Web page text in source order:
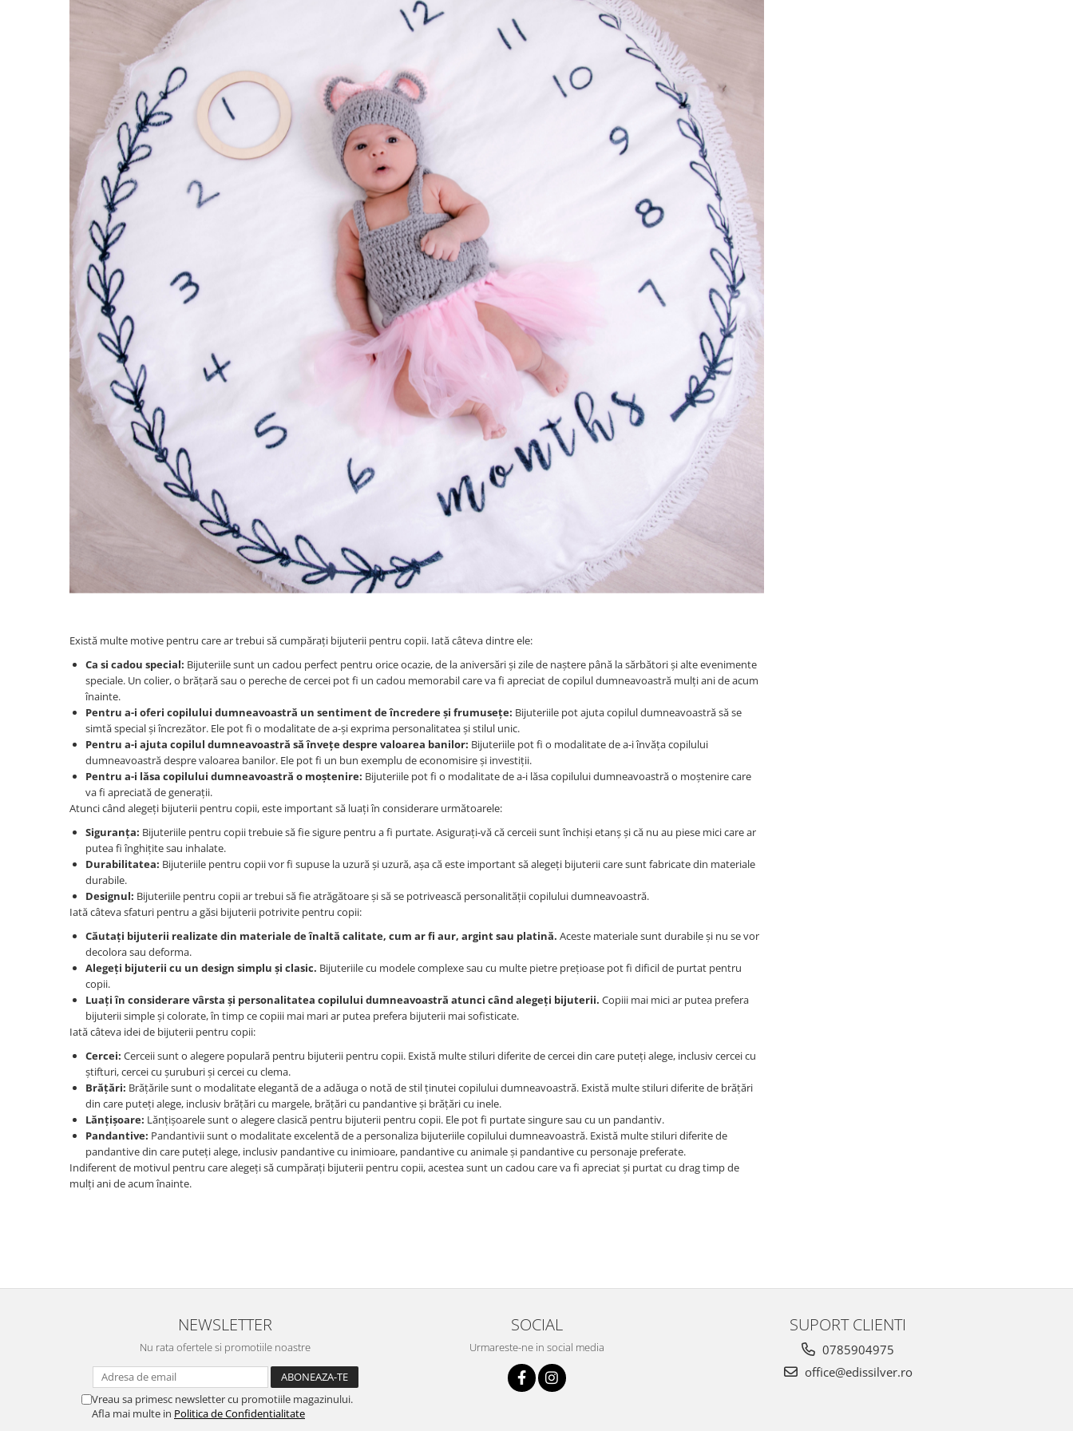
Există multe motive pentru care ar trebui să cumpărați bijuterii pentru copii. Iată câteva dintre ele:
Ca si cadou special: Bijuteriile sunt un cadou perfect pentru orice ocazie, de la aniversări și zile de naștere până la sărbători și alte evenimente
speciale. Un colier, o brățară sau o pereche de cercei pot fi un cadou memorabil care va fi apreciat de copilul dumneavoastră mulți ani de acum
înainte.
Pentru a-i oferi copilului dumneavoastră un sentiment de încredere și frumusețe: Bijuteriile pot ajuta copilul dumneavoastră să se
simtă special și încrezător. Ele pot fi o modalitate de a-și exprima personalitatea și stilul unic.
Pentru a-i ajuta copilul dumneavoastră să învețe despre valoarea banilor: Bijuteriile pot fi o modalitate de a-i învăța copilului
dumneavoastră despre valoarea banilor. Ele pot fi un bun exemplu de economisire și investiții.
Pentru a-i lăsa copilului dumneavoastră o moștenire: Bijuteriile pot fi o modalitate de a-i lăsa copilului dumneavoastră o moștenire care
va fi apreciată de generații.
Atunci când alegeți bijuterii pentru copii, este important să luați în considerare următoarele:
Siguranța: Bijuteriile pentru copii trebuie să fie sigure pentru a fi purtate. Asigurați-vă că cerceii sunt închiși etanș și că nu au piese mici care ar
putea fi înghițite sau inhalate.
Durabilitatea: Bijuteriile pentru copii vor fi supuse la uzură și uzură, așa că este important să alegeți bijuterii care sunt fabricate din materiale
durabile.
Designul: Bijuteriile pentru copii ar trebui să fie atrăgătoare și să se potrivească personalității copilului dumneavoastră.
Iată câteva sfaturi pentru a găsi bijuterii potrivite pentru copii:
Căutați bijuterii realizate din materiale de înaltă calitate, cum ar fi aur, argint sau platină. Aceste materiale sunt durabile și nu se vor
decolora sau deforma.
Alegeți bijuterii cu un design simplu și clasic. Bijuteriile cu modele complexe sau cu multe pietre prețioase pot fi dificil de purtat pentru
copii.
Luați în considerare vârsta și personalitatea copilului dumneavoastră atunci când alegeți bijuterii. Copiii mai mici ar putea prefera
bijuterii simple și colorate, în timp ce copiii mai mari ar putea prefera bijuterii mai sofisticate.
Iată câteva idei de bijuterii pentru copii:
Cercei: Cerceii sunt o alegere populară pentru bijuterii pentru copii. Există multe stiluri diferite de cercei din care puteți alege, inclusiv cercei cu
știfturi, cercei cu șuruburi și cercei cu clema.
Brățări: Brățările sunt o modalitate elegantă de a adăuga o notă de stil ținutei copilului dumneavoastră. Există multe stiluri diferite de brățări
din care puteți alege, inclusiv brățări cu margele, brățări cu pandantive și brățări cu inele.
Lănțișoare: Lănțișoarele sunt o alegere clasică pentru bijuterii pentru copii. Ele pot fi purtate singure sau cu un pandantiv.
Pandantive: Pandantivii sunt o modalitate excelentă de a personaliza bijuteriile copilului dumneavoastră. Există multe stiluri diferite de
pandantive din care puteți alege, inclusiv pandantive cu inimioare, pandantive cu animale și pandantive cu personaje preferate.
Indiferent de motivul pentru care alegeți să cumpărați bijuterii pentru copii, acestea sunt un cadou care va fi apreciat și purtat cu drag timp de
mulți ani de acum înainte.
NEWSLETTER
Nu rata ofertele si promotiile noastre
Vreau sa primesc newsletter cu promotiile magazinului.
Afla mai multe in Politica de Confidentialitate
SOCIAL
Urmareste-ne in social media
SUPORT CLIENTI
0785904975
office@edissilver.ro